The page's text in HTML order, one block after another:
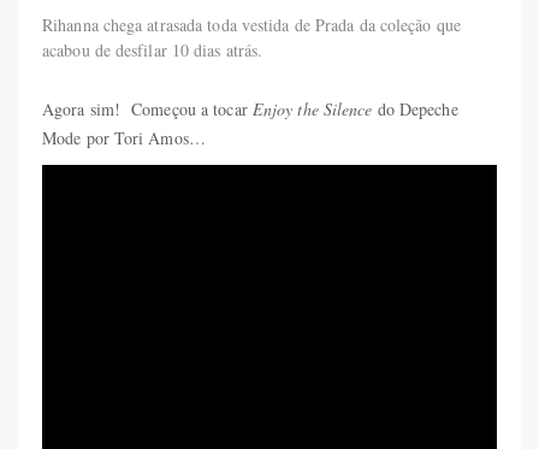
Rihanna chega atrasada toda vestida de Prada da coleção que
acabou de desfilar 10 dias atrás.
Agora sim! Começou a tocar Enjoy the Silence do Depeche
Mode por Tori Amos…